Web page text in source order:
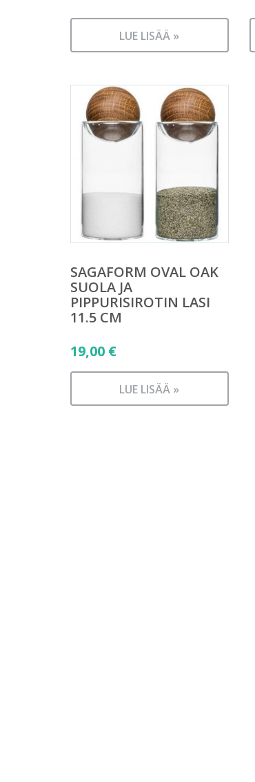
LUE LISÄÄ »
SAGAFORM OVAL OAK
SUOLA JA
PIPPURISIROTIN LASI
11.5 CM
19,00 €
LUE LISÄÄ »